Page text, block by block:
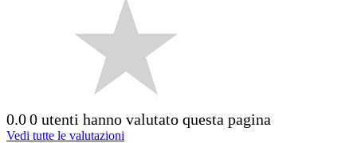
0.00 utenti hanno valutato questa pagina
Vedi tutte le valutazioni